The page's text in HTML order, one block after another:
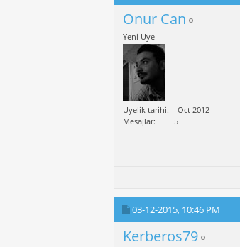
Onur Can
Yeni Üye
Üyelik tarihi
Oct 2012
Mesajlar
5
03-12-2015, 10:46 PM
Kerberos79